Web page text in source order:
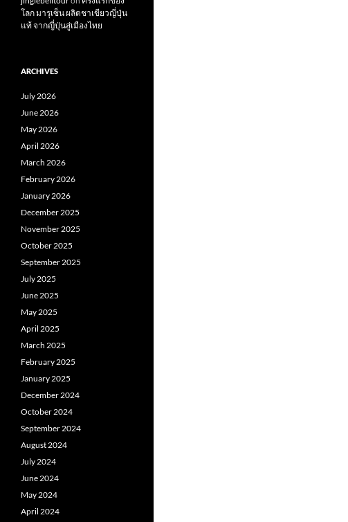
โลก มารุเซ็น ผลิตชาเขียวญี่ปุ่น
แท้ จากญี่ปุ่นสู่เมืองไทย
ARCHIVES
July 2026
June 2026
May 2026
April 2026
March 2026
February 2026
January 2026
December 2025
November 2025
October 2025
September 2025
July 2025
June 2025
May 2025
April 2025
March 2025
February 2025
January 2025
December 2024
October 2024
September 2024
August 2024
July 2024
June 2024
May 2024
April 2024